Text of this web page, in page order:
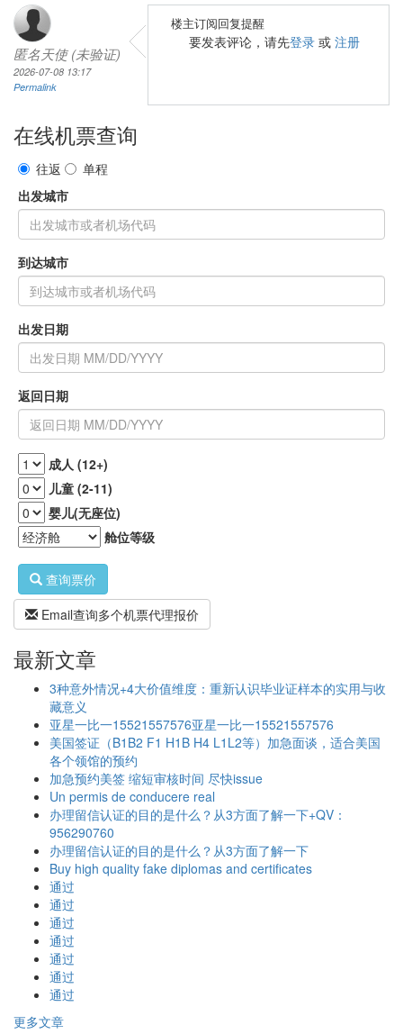
匿名天使 (未验证)
2026-07-08 13:17
Permalink
楼主订阅回复提醒
要发表评论，请先登录 或 注册
在线机票查询
往返
单程
出发城市
到达城市
出发日期
返回日期
成人 (12+)
儿童 (2-11)
婴儿(无座位)
舱位等级
查询票价
Email查询多个机票代理报价
最新文章
3种意外情况+4大价值维度：重新认识毕业证样本的实用与收
藏意义
亚星一比一15521557576亚星一比一15521557576
美国签证（B1B2 F1 H1B H4 L1L2等）加急面谈，适合美国
各个领馆的预约
加急预约美签 缩短审核时间 尽快issue
Un permis de conducere real
办理留信认证的目的是什么？从3方面了解一下+QV：
956290760
办理留信认证的目的是什么？从3方面了解一下
Buy high quality fake diplomas and certificates
通过
通过
通过
通过
通过
通过
通过
更多文章